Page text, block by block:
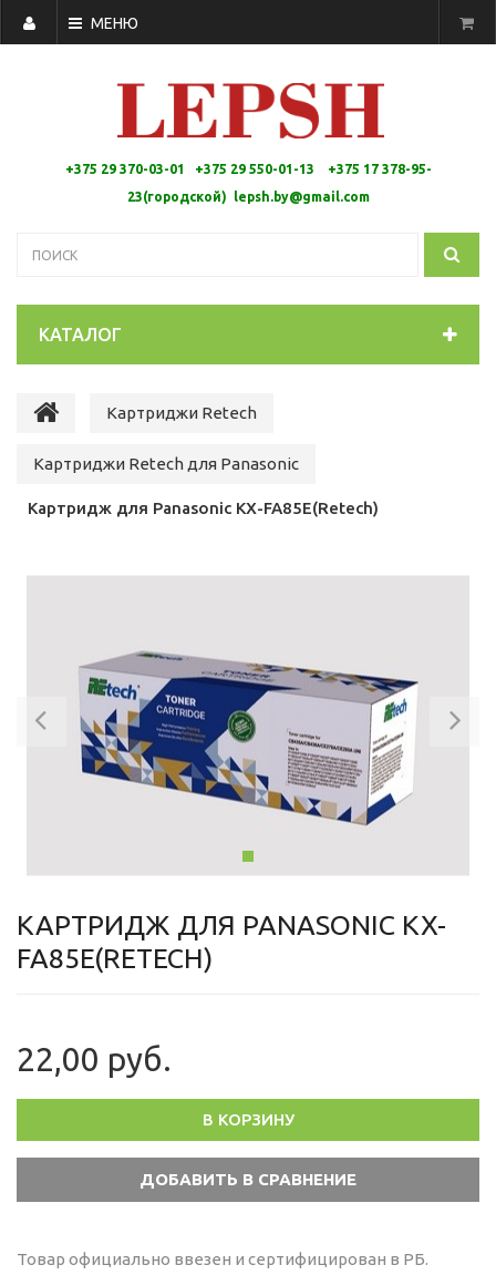
МЕНЮ
+375 29 370-03-01 +375 29 550-01-13 +375 17 378-95-
23(городской)
lepsh.by@gmail.com
КАТАЛОГ
Картриджи Retech
Картриджи Retech для Panasonic
Картридж для Panasonic KX-FA85E(Retech)
Previous
КАРТРИДЖ ДЛЯ PANASONIC KX-
FA85E(RETECH)
22,00 руб.
В КОРЗИНУ
Товар официально ввезен и сертифицирован в РБ.